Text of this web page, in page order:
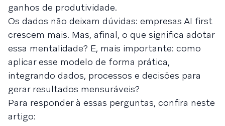
ganhos de produtividade.
Os dados não deixam dúvidas: empresas AI first
crescem mais. Mas, afinal, o que significa adotar
essa mentalidade? E, mais importante: como
aplicar esse modelo de forma prática,
integrando dados, processos e decisões para
gerar resultados mensuráveis?
Para responder à essas perguntas, confira neste
artigo: